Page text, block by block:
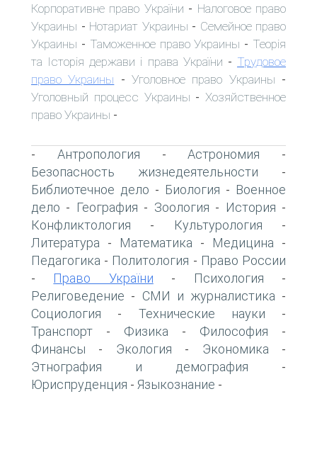
Корпоративне право України - Налоговое право
Украины - Нотариат Украины - Семейное право
Украины - Таможенное право Украины - Теорія
та Історія держави і права України - Трудовое
право Украины -Уголовное право Украины -
Уголовный процесс Украины - Хозяйственное
право Украины -
- Антропология -Астрономия -
Безопасность жизнедеятельности -
Библиотечное дело - Биология - Военное
дело - География - Зоология - История -
Конфликтология - Культурология -
Литература - Математика - Медицина -
Педагогика - Политология - Право России
- Право України - Психология -
Религоведение - СМИ и журналистика -
Социология - Технические науки -
Транспорт - Физика - Философия -
Финансы - Экология - Экономика -
Этнография и демография -
Юриспруденция - Языкознание -